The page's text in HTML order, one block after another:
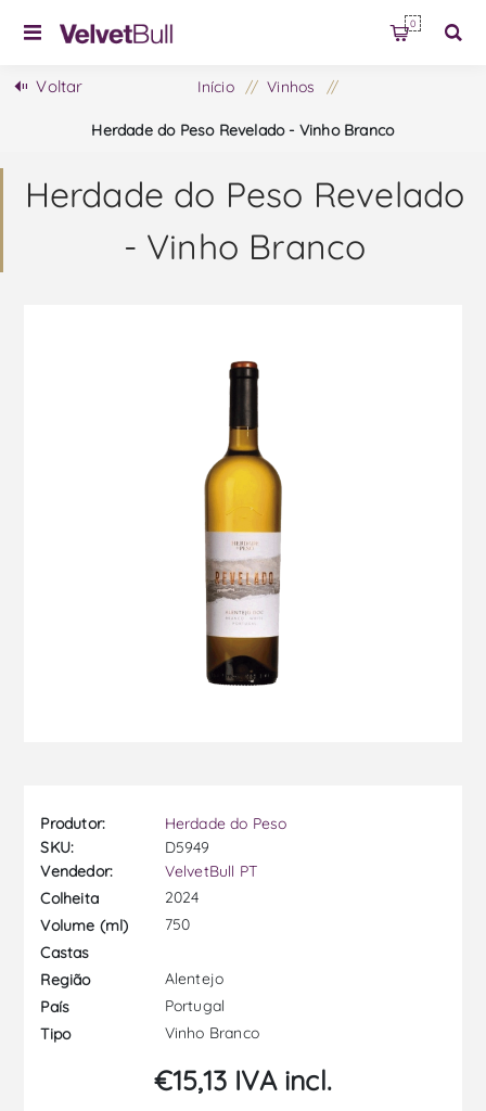
0
Voltar Início / Vinhos /
Herdade do Peso Revelado - Vinho Branco
Herdade do Peso Revelado
- Vinho Branco
Produtor:
Herdade do Peso
SKU:
D5949
Vendedor:
VelvetBull PT
Colheita
2024
Volume (ml)
750
Castas
Região
Alentejo
País
Portugal
Tipo
Vinho Branco
€15,13 IVA incl.